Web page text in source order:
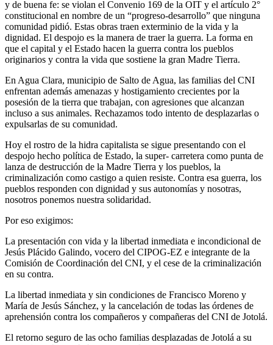
y de buena fe: se violan el Convenio 169 de la OIT y el artículo 2°
constitucional en nombre de un “progreso-desarrollo” que ninguna
comunidad pidió. Estas obras traen exterminio de la vida y la
dignidad. El despojo es la manera de traer la guerra. La forma en
que el capital y el Estado hacen la guerra contra los pueblos
originarios y contra la vida que sostiene la gran Madre Tierra.
En Agua Clara, municipio de Salto de Agua, las familias del CNI
enfrentan además amenazas y hostigamiento crecientes por la
posesión de la tierra que trabajan, con agresiones que alcanzan
incluso a sus animales. Rechazamos todo intento de desplazarlas o
expulsarlas de su comunidad.
Hoy el rostro de la hidra capitalista se sigue presentando con el
despojo hecho política de Estado, la super- carretera como punta de
lanza de destrucción de la Madre Tierra y los pueblos, la
criminalización como castigo a quien resiste. Contra esa guerra, los
pueblos responden con dignidad y sus autonomías y nosotras,
nosotros ponemos nuestra solidaridad.
Por eso exigimos:
La presentación con vida y la libertad inmediata e incondicional de
Jesús Plácido Galindo, vocero del CIPOG-EZ e integrante de la
Comisión de Coordinación del CNI, y el cese de la criminalización
en su contra.
La libertad inmediata y sin condiciones de Francisco Moreno y
María de Jesús Sánchez, y la cancelación de todas las órdenes de
aprehensión contra los compañeros y compañeras del CNI de Jotolá.
El retorno seguro de las ocho familias desplazadas de Jotolá a su